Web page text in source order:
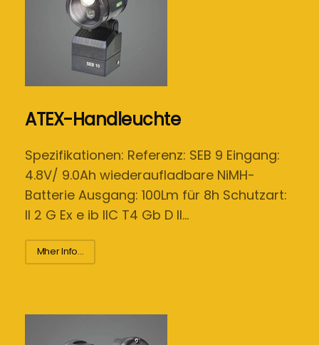
ATEX-Handleuchte
Spezifikationen: Referenz: SEB 9 Eingang:
4.8V/ 9.0Ah wiederaufladbare NiMH-
Batterie Ausgang: 100Lm für 8h Schutzart:
II 2 G Ex e ib IIC T4 Gb D II…
Mher Info...